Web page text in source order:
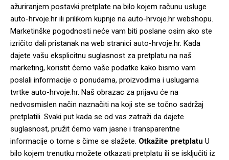
ažuriranjem postavki pretplate na bilo kojem računu usluge
auto-hrvoje.hr ili prilikom kupnje na auto-hrvoje.hr webshopu.
Marketinške pogodnosti neće vam biti poslane osim ako ste
izričito dali pristanak na web stranici auto-hrvoje.hr. Kada
dajete vašu eksplicitnu suglasnost za pretplatu na naš
marketing, koristit ćemo vaše podatke kako bismo vam
poslali informacije o ponudama, proizvodima i uslugama
tvrtke auto-hrvoje.hr. Naš obrazac za prijavu će na
nedvosmislen način naznačiti na koji ste se točno sadržaj
pretplatili. Svaki put kada se od vas zatraži da dajete
suglasnost, pružit ćemo vam jasne i transparentne
informacije o tome s čime se slažete. Otkažite pretplatu U
bilo kojem trenutku možete otkazati pretplatu ili se isključiti iz